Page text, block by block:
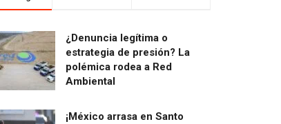
¿Denuncia legítima o
estrategia de presión? La
polémica rodea a Red
Ambiental
¡México arrasa en Santo